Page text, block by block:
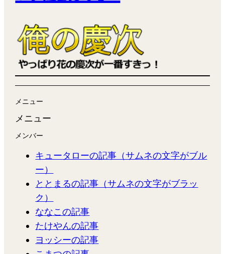
メニュー
メニュー
メンバー
キュータローの記事（サムネの文字がブル
ー）
ととまるの記事（サムネの文字がブラッ
ク）
ななこの記事
たけやんの記事
ヨッシーの記事